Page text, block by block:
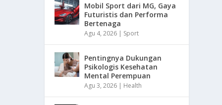
Mobil Sport dari MG, Gaya
Futuristis dan Performa
Bertenaga
Agu 4, 2026 | Sport
Pentingnya Dukungan
Psikologis Kesehatan
Mental Perempuan
Agu 3, 2026 | Health